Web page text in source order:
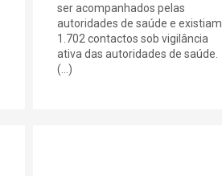
ser acompanhados pelas
autoridades de saúde e existiam
1.702 contactos sob vigilância
ativa das autoridades de saúde.
(...)